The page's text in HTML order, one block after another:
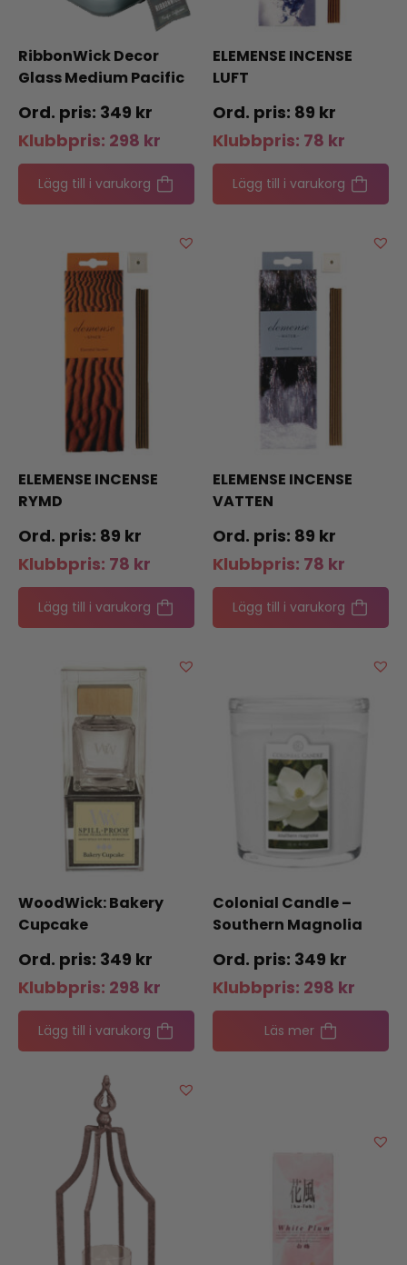
RibbonWick Decor
Glass Medium Pacific
349 kr
Klubbpris: 298 kr
Lägg till i varukorg
ELEMENSE INCENSE
LUFT
89 kr
Klubbpris: 78 kr
Lägg till i varukorg
ELEMENSE INCENSE
RYMD
89 kr
Klubbpris: 78 kr
Lägg till i varukorg
ELEMENSE INCENSE
VATTEN
89 kr
Klubbpris: 78 kr
Lägg till i varukorg
WoodWick: Bakery
Cupcake
349 kr
Klubbpris: 298 kr
Lägg till i varukorg
Colonial Candle –
Southern Magnolia
349 kr
Klubbpris: 298 kr
Läs mer